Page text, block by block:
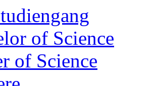
of Science
of Science